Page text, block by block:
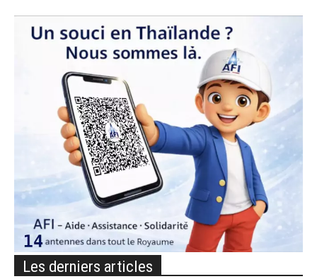
Les derniers articles